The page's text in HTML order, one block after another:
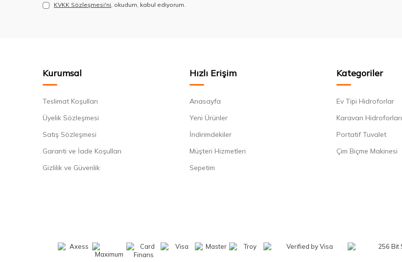
KVKK Sözleşmesi'ni, okudum, kabul ediyorum.
Kurumsal
Teslimat Koşulları
Üyelik Sözleşmesi
Satış Sözleşmesi
Garanti ve İade Koşulları
Gizlilik ve Güvenlik
Hızlı Erişim
Anasayfa
Yeni Ürünler
İndirimdekiler
Müşteri Hizmetleri
Sepetim
Kategoriler
Ev Tipi Hidroforlar
Karavan Hidroforları
Portatif Tuvalet
Çim Biçme Makinesi